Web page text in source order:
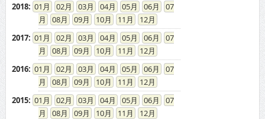
2018: 01 02 03 04 05 06
07
08
09 10 11
12
2017: 01 02 03 04 05 06
07
08
09 10 11
12
2016: 01 02 03 04 05 06
07
08
09 10 11
12
2015: 01 02 03 04 05 06
07
08
09 10 11
12